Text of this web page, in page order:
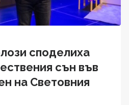
споделиха
сън във
на Световния